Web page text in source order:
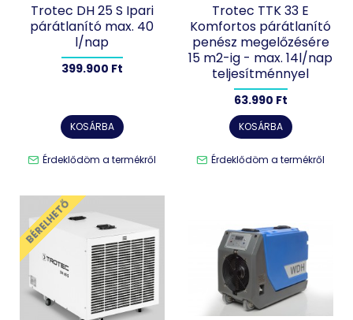
Trotec DH 25 S Ipari
párátlanító max. 40
l/nap
399.900 Ft
KOSÁRBA
Érdeklődöm a termékről
Trotec TTK 33 E
Komfortos párátlanító
penész megelőzésére
15 m2-ig - max. 14l/nap
teljesítménnyel
63.990 Ft
KOSÁRBA
Érdeklődöm a termékről
BÉRELHETŐ